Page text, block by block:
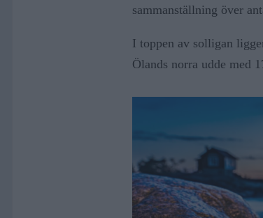
sammanställning över
I toppen av solligan
Ölands norra udde med